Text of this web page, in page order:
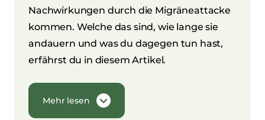
Nachwirkungen durch die Migräneattacke
kommen. Welche das sind, wie lange sie
andauern und was du dagegen tun hast,
erfährst du in diesem Artikel.
Mehr lesen